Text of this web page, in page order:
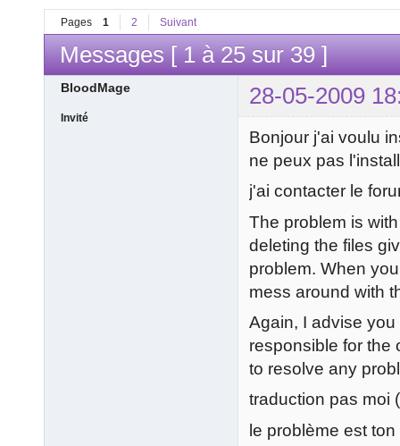
Pages 1 2 Suivant
Messages [ 1 à 25 sur 39 ]
BloodMage 28-05-2009
Invité
Bonjour j'ai voulu
ne peux pas
j'ai contacter le
The problem is
deleting the files
problem. When
mess around with
Again, I advise
responsible for the
to resolve any
traduction pas moi
le problème est